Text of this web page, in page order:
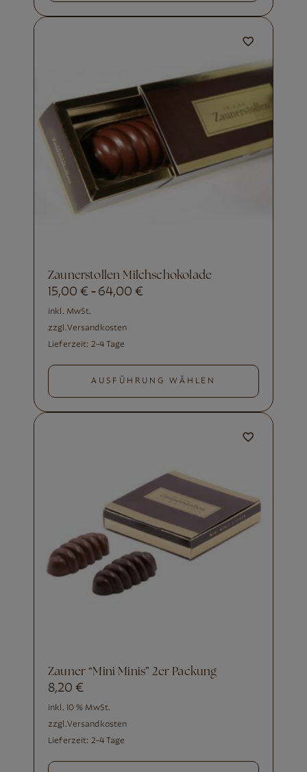
Zaunerstollen Milchschokolade
15,00€ - 64,00€
inkl. MwSt.
zzgl.Versandkosten
Lieferzeit: 2-4 Tage
AUSFÜHRUNG WÄHLEN
Zauner “Mini Minis” 2er Packung
8,20€
inkl. 10 % MwSt.
zzgl.Versandkosten
Lieferzeit: 2-4 Tage